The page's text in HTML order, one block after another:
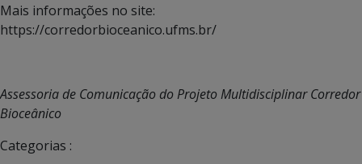
Mais informações no site:
https://corredorbioceanico.ufms.br/
Assessoria de Comunicação do Projeto Multidisciplinar Corredor
Bioceânico
Categorias :